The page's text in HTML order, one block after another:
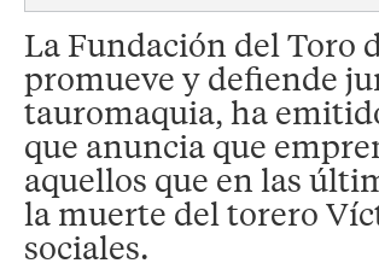
La Fundación del Toro
promueve y defiende
tauromaquia, ha
que anuncia que
aquellos que en las
la muerte del torero
sociales.